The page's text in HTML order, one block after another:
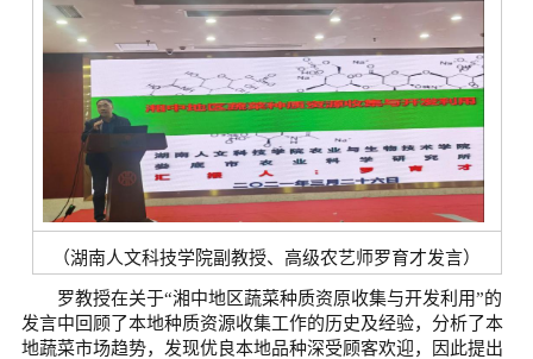
（湖南人文科技学院副教授、高级农艺师罗育才发言）
罗教授在关于“湘中地区蔬菜种质资原收集与开发利用”的
发言中回顾了本地种质资源收集工作的历史及经验，分析了本
地蔬菜市场趋势，发现优良本地品种深受顾客欢迎，因此提出